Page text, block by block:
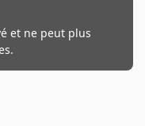
et ne peut plus